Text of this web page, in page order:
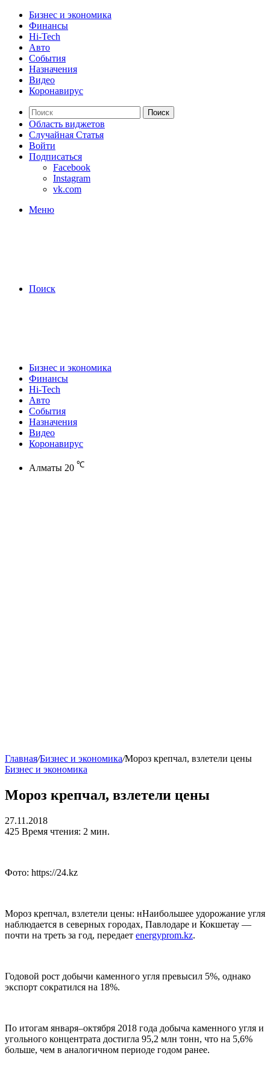
Бизнес и экономика
Финансы
Hi-Tech
Авто
События
Назначения
Видео
Коронавирус
Поиск
Область виджетов
Случайная Статья
Войти
Подписаться
Facebook
Instagram
vk.com
Меню
Поиск
Бизнес и экономика
Финансы
Hi-Tech
Авто
События
Назначения
Видео
Коронавирус
Алматы 20 ℃
Главная/Бизнес и экономика/Мороз крепчал, взлетели цены
Бизнес и экономика
Мороз крепчал, взлетели цены
27.11.2018
425 Время чтения: 2 мин.
Фото: https://24.kz
Мороз крепчал, взлетели цены: нНаибольшее удорожание угля
наблюдается в северных городах, Павлодаре и Кокшетау —
почти на треть за год, передает energyprom.kz.
Годовой рост добычи каменного угля превысил 5%, однако
экспорт сократился на 18%.
По итогам января–октября 2018 года добыча каменного угля и
угольного концентрата достигла 95,2 млн тонн, что на 5,6%
больше, чем в аналогичном периоде годом ранее.